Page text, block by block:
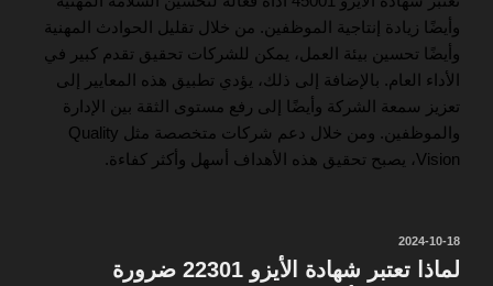
وأيضًا زيادة إنتاجية الموظفين. من خلال تقليل الحوادث المهنية
وأيضًا تحسين بيئة العمل، يمكن للشركات تحقيق تقدم كبير في
الأداء العام. بالإضافة إلى ذلك، يؤدي تطبيق هذه المعايير إلى
تعزيز سمعة الشركة وأيضًا إلى رفع مستوى الثقة بين الإدارة
والموظفين. ومن خلال دعم شركات متخصصة مثل Quality
Vision، يصبح تحقيق هذه الأهداف أسهل وأكثر كفاءة.
نُشر
في
2024-10-18
لماذا تعتبر شهادة الأيزو 22301 ضرورة